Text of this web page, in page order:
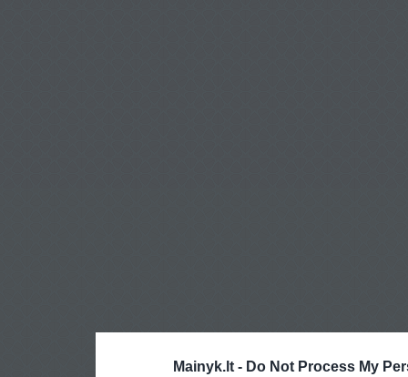
Mainyk.lt - Do Not Process My